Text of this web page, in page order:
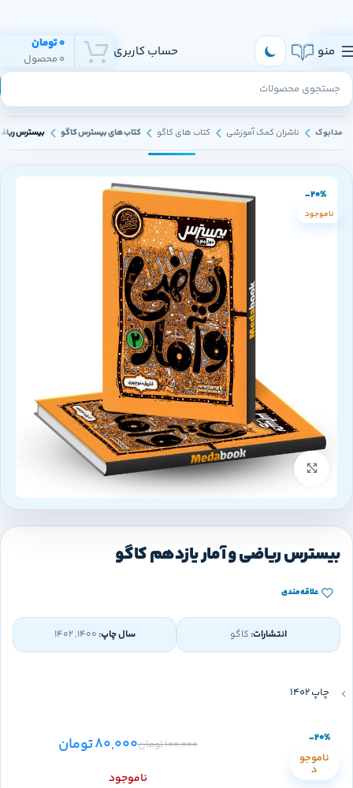
منو حساب کاربری 0 محصول
0تومان
مدابوک ناشران کمک آموزشی کتاب های کاگو کتاب های بیسترس کاگو بیسترس
-20%
ناموجود
بزرگنمایی تصویر
بیسترس ریاضی و آمار یازدهم کاگو
علاقه‌مندی
انتشارات: کاگو سال چاپ:
چاپ 1402
-20%
ناموجو
د
100,000تومان80,000تومان
ناموجود